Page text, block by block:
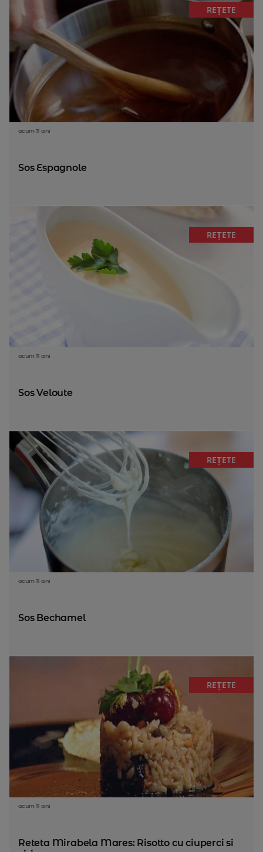
REȚETE
acum 11 ani
Sos Espagnole
REȚETE
acum 11 ani
Sos Veloute
REȚETE
acum 11 ani
Sos Bechamel
REȚETE
acum 11 ani
Reteta Mirabela Mares: Risotto cu ciuperci si